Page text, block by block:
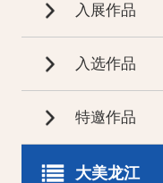
入展作品
入选作品
特邀作品
大美龙江